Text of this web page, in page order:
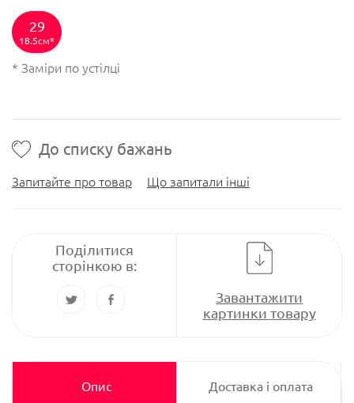
29
18.5см
* Заміри по устілці
До списку бажань
Запитайте про товар Що запитали інші
Поділитися
сторінкою в:
Завантажити
картинки товару
Опис Доставка і оплата